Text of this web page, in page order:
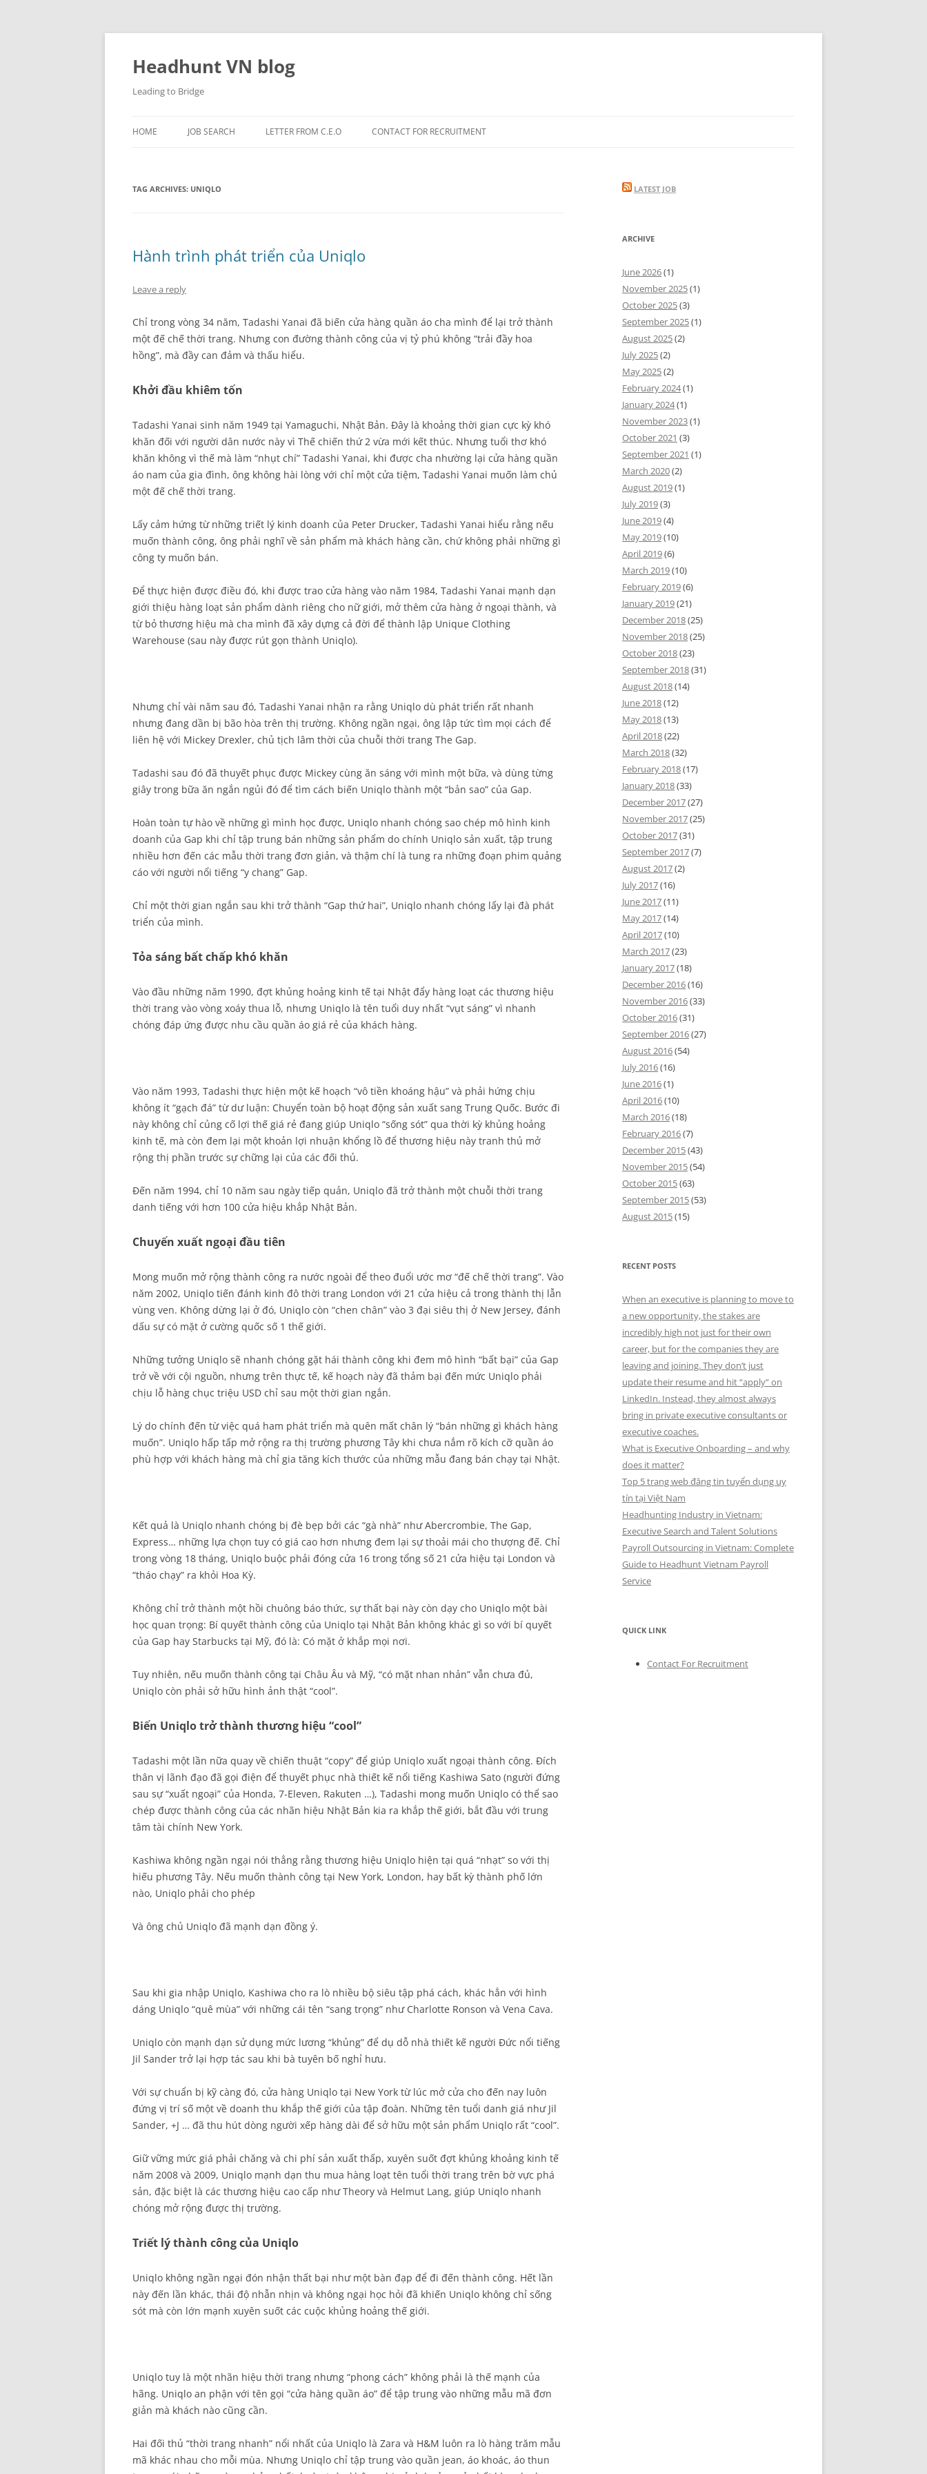
Skip
Headhunt VN blog
Leading to Bridge
HOME JOB SEARCH LETTER FROM C.E.O CONTACT FOR RECRUITMENT
TAG ARCHIVES: UNIQLO
Hành trình phát triển của Uniqlo
Leave a reply
Chỉ trong vòng 34 năm, Tadashi Yanai đã biến cửa hàng quần áo cha mình để lại trở thành
một đế chế thời trang. Nhưng con đường thành công của vị tỷ phú không “trải đầy hoa
hồng”, mà đầy can đảm và thấu hiểu.
Khởi đầu khiêm tốn
Tadashi Yanai sinh năm 1949 tại Yamaguchi, Nhật Bản. Đây là khoảng thời gian cực kỳ khó
khăn đối với người dân nước này vì Thế chiến thứ 2 vừa mới kết thúc. Nhưng tuổi thơ khó
khăn không vì thế mà làm “nhụt chí” Tadashi Yanai, khi được cha nhường lại cửa hàng quần
áo nam của gia đình, ông không hài lòng với chỉ một cửa tiệm, Tadashi Yanai muốn làm chủ
một đế chế thời trang.
Lấy cảm hứng từ những triết lý kinh doanh của Peter Drucker, Tadashi Yanai hiểu rằng nếu
muốn thành công, ông phải nghĩ về sản phẩm mà khách hàng cần, chứ không phải những gì
công ty muốn bán.
Để thực hiện được điều đó, khi được trao cửa hàng vào năm 1984, Tadashi Yanai mạnh dạn
giới thiệu hàng loạt sản phẩm dành riêng cho nữ giới, mở thêm cửa hàng ở ngoại thành, và
từ bỏ thương hiệu mà cha mình đã xây dựng cả đời để thành lập Unique Clothing
Warehouse (sau này được rút gọn thành Uniqlo).
Nhưng chỉ vài năm sau đó, Tadashi Yanai nhận ra rằng Uniqlo dù phát triển rất nhanh
nhưng đang dần bị bão hòa trên thị trường. Không ngần ngại, ông lập tức tìm mọi cách để
liên hệ với Mickey Drexler, chủ tịch lâm thời của chuỗi thời trang The Gap.
Tadashi sau đó đã thuyết phục được Mickey cùng ăn sáng với mình một bữa, và dùng từng
giây trong bữa ăn ngắn ngủi đó để tìm cách biến Uniqlo thành một “bản sao” của Gap.
Hoàn toàn tự hào về những gì mình học được, Uniqlo nhanh chóng sao chép mô hình kinh
doanh của Gap khi chỉ tập trung bán những sản phẩm do chính Uniqlo sản xuất, tập trung
nhiều hơn đến các mẫu thời trang đơn giản, và thậm chí là tung ra những đoạn phim quảng
cáo với người nổi tiếng “y chang” Gap.
Chỉ một thời gian ngắn sau khi trở thành “Gap thứ hai”, Uniqlo nhanh chóng lấy lại đà phát
triển của mình.
Tỏa sáng bất chấp khó khăn
Vào đầu những năm 1990, đợt khủng hoảng kinh tế tại Nhật đẩy hàng loạt các thương hiệu
thời trang vào vòng xoáy thua lỗ, nhưng Uniqlo là tên tuổi duy nhất “vụt sáng” vì nhanh
chóng đáp ứng được nhu cầu quần áo giá rẻ của khách hàng.
Vào năm 1993, Tadashi thực hiện một kế hoạch “vô tiền khoáng hậu” và phải hứng chịu
không ít “gạch đá” từ dư luận: Chuyển toàn bộ hoạt động sản xuất sang Trung Quốc. Bước đi
này không chỉ củng cố lợi thế giá rẻ đang giúp Uniqlo “sống sót” qua thời kỳ khủng hoảng
kinh tế, mà còn đem lại một khoản lợi nhuận khổng lồ để thương hiệu này tranh thủ mở
rộng thị phần trước sự chững lại của các đối thủ.
Đến năm 1994, chỉ 10 năm sau ngày tiếp quản, Uniqlo đã trở thành một chuỗi thời trang
danh tiếng với hơn 100 cửa hiệu khắp Nhật Bản.
Chuyến xuất ngoại đầu tiên
Mong muốn mở rộng thành công ra nước ngoài để theo đuổi ước mơ “đế chế thời trang”. Vào
năm 2002, Uniqlo tiến đánh kinh đô thời trang London với 21 cửa hiệu cả trong thành thị lẫn
vùng ven. Không dừng lại ở đó, Uniqlo còn “chen chân” vào 3 đại siêu thị ở New Jersey, đánh
dấu sự có mặt ở cường quốc số 1 thế giới.
Những tưởng Uniqlo sẽ nhanh chóng gặt hái thành công khi đem mô hình “bất bại” của Gap
trở về với cội nguồn, nhưng trên thực tế, kế hoạch này đã thảm bại đến mức Uniqlo phải
chịu lỗ hàng chục triệu USD chỉ sau một thời gian ngắn.
Lý do chính đến từ việc quá ham phát triển mà quên mất chân lý “bán những gì khách hàng
muốn”. Uniqlo hấp tấp mở rộng ra thị trường phương Tây khi chưa nắm rõ kích cỡ quần áo
phù hợp với khách hàng mà chỉ gia tăng kích thước của những mẫu đang bán chạy tại Nhật.
Kết quả là Uniqlo nhanh chóng bị đè bẹp bởi các “gà nhà” như Abercrombie, The Gap,
Express… những lựa chọn tuy có giá cao hơn nhưng đem lại sự thoải mái cho thượng đế. Chỉ
trong vòng 18 tháng, Uniqlo buộc phải đóng cửa 16 trong tổng số 21 cửa hiệu tại London và
“tháo chạy” ra khỏi Hoa Kỳ.
Không chỉ trở thành một hồi chuông báo thức, sự thất bại này còn dạy cho Uniqlo một bài
học quan trọng: Bí quyết thành công của Uniqlo tại Nhật Bản không khác gì so với bí quyết
của Gap hay Starbucks tại Mỹ, đó là: Có mặt ở khắp mọi nơi.
Tuy nhiên, nếu muốn thành công tại Châu Âu và Mỹ, “có mặt nhan nhản” vẫn chưa đủ,
Uniqlo còn phải sở hữu hình ảnh thật “cool”.
Biến Uniqlo trở thành thương hiệu “cool”
Tadashi một lần nữa quay về chiến thuật “copy” để giúp Uniqlo xuất ngoại thành công. Đích
thân vị lãnh đạo đã gọi điện để thuyết phục nhà thiết kế nổi tiếng Kashiwa Sato (người đứng
sau sự “xuất ngoại” của Honda, 7-Eleven, Rakuten …), Tadashi mong muốn Uniqlo có thể sao
chép được thành công của các nhãn hiệu Nhật Bản kia ra khắp thế giới, bắt đầu với trung
tâm tài chính New York.
Kashiwa không ngần ngại nói thẳng rằng thương hiệu Uniqlo hiện tại quá “nhạt” so với thị
hiếu phương Tây. Nếu muốn thành công tại New York, London, hay bất kỳ thành phố lớn
nào, Uniqlo phải cho phép
Và ông chủ Uniqlo đã mạnh dạn đồng ý.
Sau khi gia nhập Uniqlo, Kashiwa cho ra lò nhiều bộ siêu tập phá cách, khác hẳn với hình
dáng Uniqlo “quê mùa” với những cái tên “sang trọng” như Charlotte Ronson và Vena Cava.
Uniqlo còn mạnh dạn sử dụng mức lương “khủng” để dụ dỗ nhà thiết kế người Đức nổi tiếng
Jil Sander trở lại hợp tác sau khi bà tuyên bố nghỉ hưu.
Với sự chuẩn bị kỹ càng đó, cửa hàng Uniqlo tại New York từ lúc mở cửa cho đến nay luôn
đứng vị trí số một về doanh thu khắp thế giới của tập đoàn. Những tên tuổi danh giá như Jil
Sander, +J … đã thu hút dòng người xếp hàng dài để sở hữu một sản phẩm Uniqlo rất “cool”.
Giữ vững mức giá phải chăng và chi phí sản xuất thấp, xuyên suốt đợt khủng khoảng kinh tế
năm 2008 và 2009, Uniqlo mạnh dạn thu mua hàng loạt tên tuổi thời trang trên bờ vực phá
sản, đặc biệt là các thương hiệu cao cấp như Theory và Helmut Lang, giúp Uniqlo nhanh
chóng mở rộng được thị trường.
Triết lý thành công của Uniqlo
Uniqlo không ngần ngại đón nhận thất bại như một bàn đạp để đi đến thành công. Hết lần
này đến lần khác, thái độ nhẫn nhịn và không ngại học hỏi đã khiến Uniqlo không chỉ sống
sót mà còn lớn mạnh xuyên suốt các cuộc khủng hoảng thế giới.
Uniqlo tuy là một nhãn hiệu thời trang nhưng “phong cách” không phải là thế mạnh của
hãng. Uniqlo an phận với tên gọi “cửa hàng quần áo” để tập trung vào những mẫu mã đơn
giản mà khách nào cũng cần.
Hai đối thủ “thời trang nhanh” nổi nhất của Uniqlo là Zara và H&M luôn ra lò hàng trăm mẫu
mã khác nhau cho mỗi mùa. Nhưng Uniqlo chỉ tập trung vào quần jean, áo khoác, áo thun
LATEST JOB
ARCHIVE
June 2026(1)
November 2025(1)
October 2025(3)
September 2025(1)
August 2025(2)
July 2025(2)
May 2025(2)
February 2024(1)
January 2024(1)
November 2023(1)
October 2021 (3)
September 2021 (1)
March 2020(2)
August 2019(1)
July 2019(3)
June 2019(4)
May 2019(10)
April 2019(6)
March 2019(10)
February 2019(6)
January 2019(21)
December 2018(25)
November 2018(25)
October 2018(23)
September 2018(31)
August 2018(14)
June 2018(12)
May 2018(13)
April 2018(22)
March 2018(32)
February 2018(17)
January 2018(33)
December 2017(27)
November 2017(25)
October 2017(31)
September 2017(7)
August 2017(2)
July 2017(16)
June 2017(11)
May 2017(14)
April 2017(10)
March 2017(23)
January 2017(18)
December 2016(16)
November 2016(33)
October 2016(31)
September 2016(27)
August 2016(54)
July 2016(16)
June 2016(1)
April 2016(10)
March 2016(18)
February 2016(7)
December 2015(43)
November 2015(54)
October 2015(63)
September 2015(53)
August 2015(15)
RECENT POSTS
When an executive is planning to move to
a new opportunity, the stakes are
incredibly high not just for their own
career, but for the companies they are
leaving and joining. They don’t just
update their resume and hit “apply” on
LinkedIn. Instead, they almost always
bring in private executive consultants or
executive coaches.
What is Executive Onboarding – and why
does it matter?
Top 5 trang web đăng tin tuyển dụng uy
tín tại Việt Nam
Headhunting Industry in Vietnam:
Executive Search and Talent Solutions
Payroll Outsourcing in Vietnam: Complete
Guide to Headhunt Vietnam Payroll
Service
QUICK LINK
Contact For Recruitment